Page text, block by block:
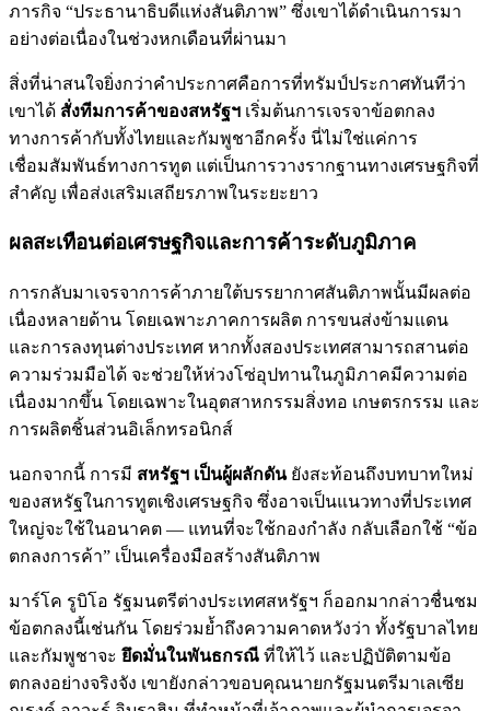
ภารกิจ “ประธานาธิบดีแห่งสันติภาพ” ซึ่งเขาได้ดำเนินการมา
อย่างต่อเนื่องในช่วงหกเดือนที่ผ่านมา
สิ่งที่น่าสนใจยิ่งกว่าคำประกาศคือการที่ทรัมป์ประกาศทันทีว่า
เขาได้ สั่งทีมการค้าของสหรัฐฯ เริ่มต้นการเจรจาข้อตกลง
ทางการค้ากับทั้งไทยและกัมพูชาอีกครั้ง นี่ไม่ใช่แค่การ
เชื่อมสัมพันธ์ทางการทูต แต่เป็นการวางรากฐานทางเศรษฐกิจที่
สำคัญ เพื่อส่งเสริมเสถียรภาพในระยะยาว
ผลสะเทือนต่อเศรษฐกิจและการค้าระดับภูมิภาค
การกลับมาเจรจาการค้าภายใต้บรรยากาศสันติภาพนั้นมีผลต่อ
เนื่องหลายด้าน โดยเฉพาะภาคการผลิต การขนส่งข้ามแดน
และการลงทุนต่างประเทศ หากทั้งสองประเทศสามารถสานต่อ
ความร่วมมือได้ จะช่วยให้ห่วงโซ่อุปทานในภูมิภาคมีความต่อ
เนื่องมากขึ้น โดยเฉพาะในอุตสาหกรรมสิ่งทอ เกษตรกรรม และ
การผลิตชิ้นส่วนอิเล็กทรอนิกส์
นอกจากนี้ การมี สหรัฐฯ เป็นผู้ผลักดันยังสะท้อนถึงบทบาทใหม่
ของสหรัฐในการทูตเชิงเศรษฐกิจ ซึ่งอาจเป็นแนวทางที่ประเทศ
ใหญ่จะใช้ในอนาคต — แทนที่จะใช้กองกำลัง กลับเลือกใช้ “ข้อ
ตกลงการค้า” เป็นเครื่องมือสร้างสันติภาพ
มาร์โค รูบิโอ รัฐมนตรีต่างประเทศสหรัฐฯ ก็ออกมากล่าวชื่นชม
ข้อตกลงนี้เช่นกัน โดยร่วมย้ำถึงความคาดหวังว่า ทั้งรัฐบาลไทย
และกัมพูชาจะ ยึดมั่นในพันธกรณี ที่ให้ไว้ และปฏิบัติตามข้อ
ตกลงอย่างจริงจัง เขายังกล่าวขอบคุณนายกรัฐมนตรีมาเลเซีย